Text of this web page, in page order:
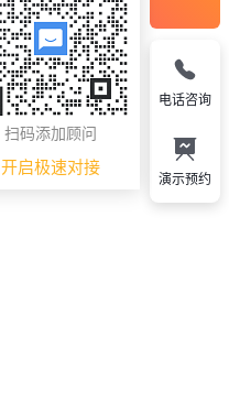
扫码添加顾问
开启极速对接
电话咨询
演示预约